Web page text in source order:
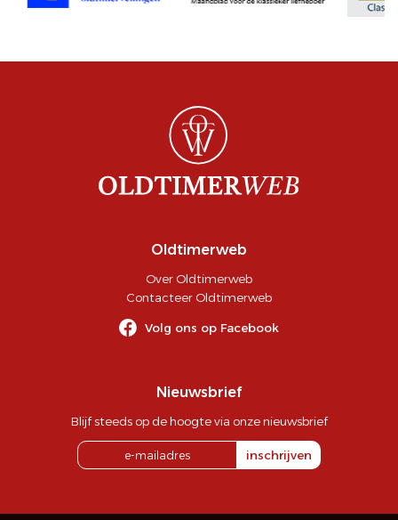
Oldtimerweb
Over Oldtimerweb
Contacteer Oldtimerweb
Volg ons op Facebook
Nieuwsbrief
Blijf steeds op de hoogte via onze nieuwsbrief
inschrijven